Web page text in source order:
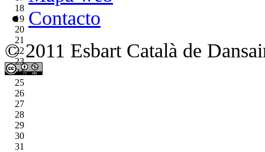
18
19
20
21
22
23
24
25
26
27
28
29
30
31
Contacto
© 2011 Esbart Català de